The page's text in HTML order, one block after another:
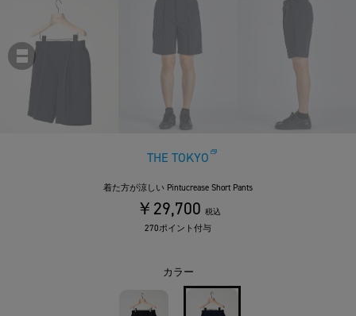
THE TOKYO
着た方が涼しい Pintucrease Short Pants
￥29,700 税込
270ポイント付与
カラー